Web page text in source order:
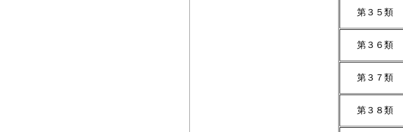
第３５類
第３６類
第３７類
第３８類